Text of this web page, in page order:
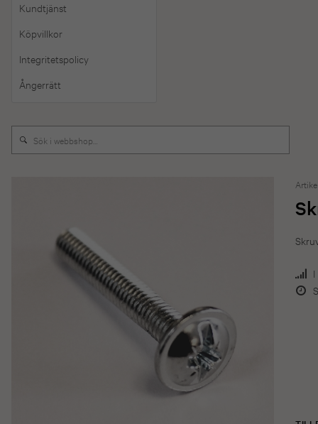
Kundtjänst
Köpvillkor
Integritetspolicy
Ångerrätt